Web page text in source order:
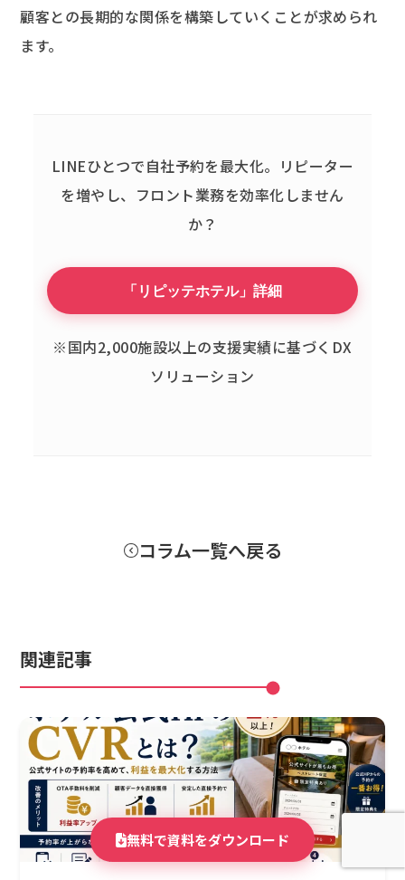
顧客との長期的な関係を構築していくことが求められ
ます。
LINEひとつで自社予約を最大化。 リピーター
を増やし、フロント業務を効率化しません
か？
「リピッテホテル」詳細
※国内2,000施設以上の支援実績に基づくDX
ソリューション
コラム一覧へ戻る
関連記事
無料で資料をダウンロード